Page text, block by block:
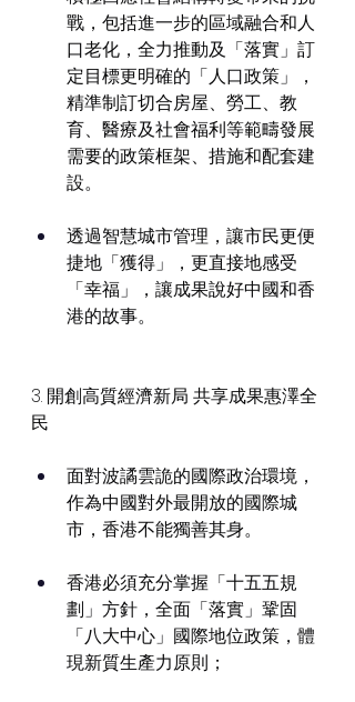
戰，包括進一步的區域融合和人
口老化，全力推動及「落實」訂
定目標更明確的「人口政策」，
精準制訂切合房屋、勞工、教
育、醫療及社會福利等範疇發展
需要的政策框架、措施和配套建
設。
透過智慧城市管理，讓市民更便
捷地「獲得」，更直接地感受
「幸福」，讓成果說好中國和香
港的故事。
3. 開創高質經濟新局 共享成果惠澤全
民
面對波譎雲詭的國際政治環境，
作為中國對外最開放的國際城
市，香港不能獨善其身。
香港必須充分掌握「十五五規
劃」方針，全面「落實」鞏固
「八大中心」國際地位政策，體
現新質生產力原則；